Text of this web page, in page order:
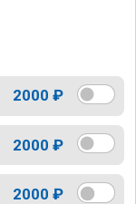
2000 ₽
2000 ₽
2000 ₽